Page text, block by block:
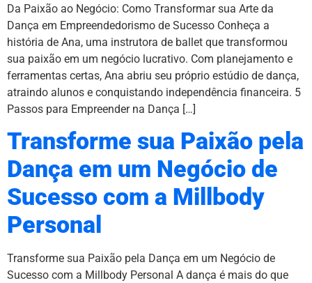
Da Paixão ao Negócio: Como Transformar sua Arte da
Dança em Empreendedorismo de Sucesso Conheça a
história de Ana, uma instrutora de ballet que transformou
sua paixão em um negócio lucrativo. Com planejamento e
ferramentas certas, Ana abriu seu próprio estúdio de dança,
atraindo alunos e conquistando independência financeira. 5
Passos para Empreender na Dança […]
Transforme sua Paixão pela
Dança em um Negócio de
Sucesso com a Millbody
Personal
Transforme sua Paixão pela Dança em um Negócio de
Sucesso com a Millbody Personal A dança é mais do que